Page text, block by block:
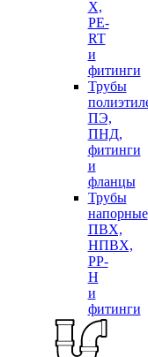
X,
PE-
RT
и
фитинги
Трубы
ПЭ,
ПНД,
фитинги
и
фланцы
Трубы
напорные
ПВХ,
НПВХ,
PP-
H
и
фитинги